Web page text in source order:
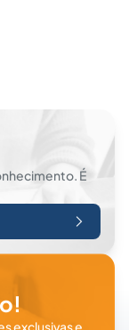
É
exclusivas e